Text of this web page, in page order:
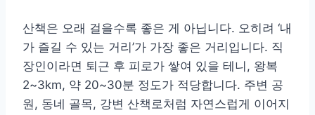
산책은 오래 걸을수록 좋은 게 아닙니다. 오히려 ‘내
가 즐길 수 있는 거리’가 가장 좋은 거리입니다. 직
장인이라면 퇴근 후 피로가 쌓여 있을 테니, 왕복
2~3km, 약 20~30분 정도가 적당합니다. 주변 공
원, 동네 골목, 강변 산책로처럼 자연스럽게 이어지